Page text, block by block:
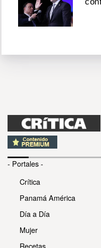
- Portales -
Crítica
Panamá América
Día a Día
Mujer
Recetas